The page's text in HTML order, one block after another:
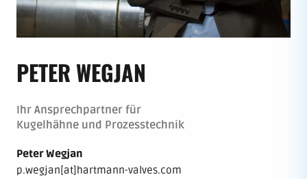
PETER WEGJAN
Ihr Ansprechpartner für
Kugelhähne und Prozesstechnik
Peter Wegjan
p.wegjan[at]hartmann-valves.com